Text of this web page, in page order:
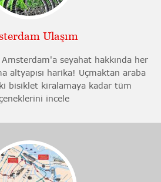
Ulaşım
seyahat hakkında her
altyapısı harika! Uçmaktan araba
bisiklet kiralamaya kadar tüm
incele